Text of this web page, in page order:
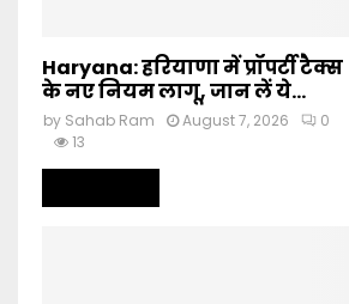
Haryana: हरियाणा में प्रॉपर्टी टैक्स
के नए नियम लागू, जान लें ये...
by Sahab Ram August 7, 2026
0
13